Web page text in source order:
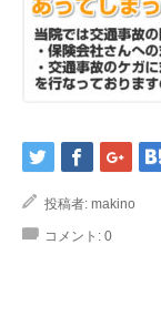
投稿者: makino
コメント: 0
ブログ